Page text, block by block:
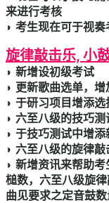
来进行考核
◗ 考生现在可于视
旋律敲击乐, 小
◗ 新增设初级考试
◗ 更新歌曲选单，
◗ 于研习项目增添选
◗ 六至八级的技巧
◗ 于技巧测试中增
◗ 六至八级的旋律
◗ 新增资讯来帮助
槌数，六至八级旋
曲见要求之定音鼓